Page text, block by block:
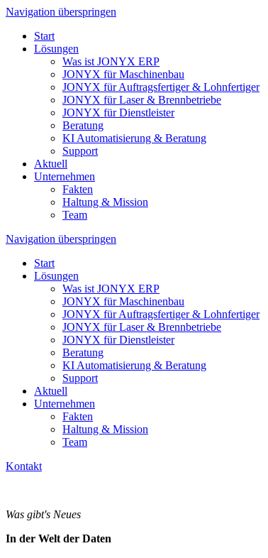
Navigation überspringen
Start
Lösungen
Was ist JONYX ERP
JONYX für Maschinenbau
JONYX für Auftragsfertiger & Lohnfertiger
JONYX für Laser & Brennbetriebe
JONYX für Dienstleister
Beratung
KI Automatisierung & Beratung
Support
Aktuell
Unternehmen
Fakten
Haltung & Mission
Team
Navigation überspringen
Start
Lösungen
Was ist JONYX ERP
JONYX für Maschinenbau
JONYX für Auftragsfertiger & Lohnfertiger
JONYX für Laser & Brennbetriebe
JONYX für Dienstleister
Beratung
KI Automatisierung & Beratung
Support
Aktuell
Unternehmen
Fakten
Haltung & Mission
Team
Kontakt
Was gibt's Neues
In der Welt der Daten